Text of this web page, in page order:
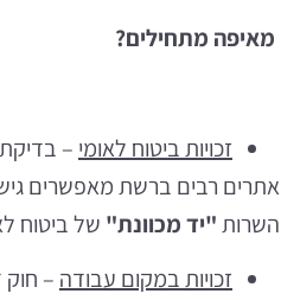
מאיפה מתחילים?
זכויות ביטוח לאומי –
אתרים רבים ברשת מאפשרים גישה
השרות"יד מכוונת" של ביטוח
זכויות במקום עבודה – חוק